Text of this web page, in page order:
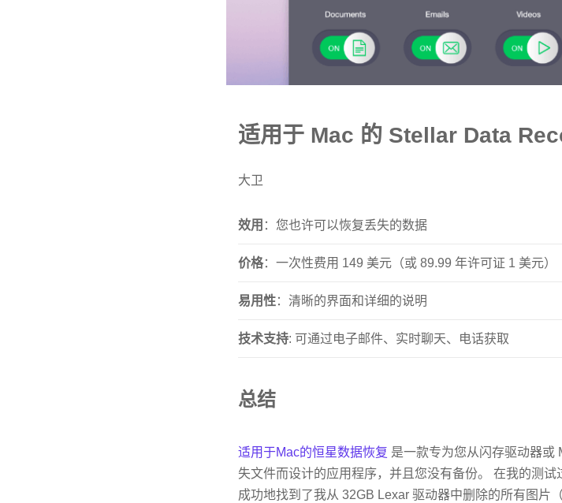
适用于 Mac 的 Stellar Data
大卫
效用 ：您也许可以恢复丢失的数据
价格：一次性费用 149 美元（或 89.99 年许可证 1 美元）
易用性：清晰的界面和详细的说明
技术支持: 可通过电子邮件、实时聊天、电话获取
总结
适用于Mac的恒星数据恢复 是一款专为您从闪存驱动器或
失文件而设计的应用程序，并且您没有备份。 在我的测试
成功地找到了我从 32GB Lexar 驱动器中删除的所有图片